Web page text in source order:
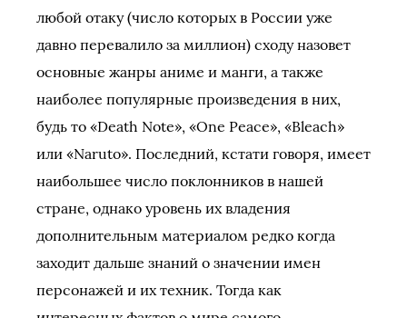
любой отаку (число которых в России уже
давно перевалило за миллион) сходу назовет
основные жанры аниме и манги, а также
наиболее популярные произведения в них,
будь то «Death Note», «One Peace», «Bleach»
или «Naruto». Последний, кстати говоря, имеет
наибольшее число поклонников в нашей
стране, однако уровень их владения
дополнительным материалом редко когда
заходит дальше знаний о значении имен
персонажей и их техник. Тогда как